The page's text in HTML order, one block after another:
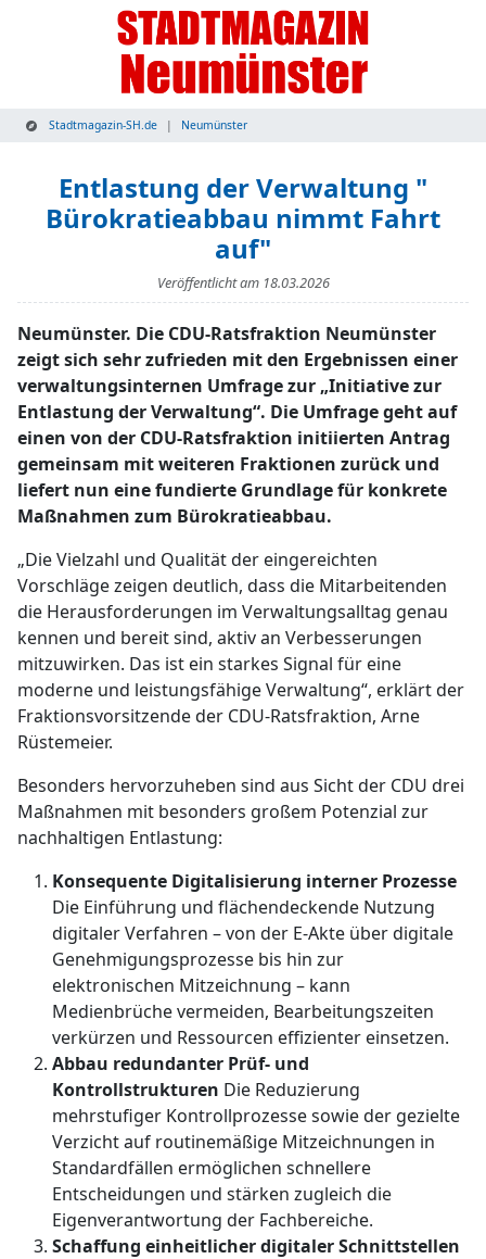
Stadtmagazin-SH.de Neumünster
Entlastung der Verwaltung "
Bürokratieabbau nimmt Fahrt
auf"
Veröffentlicht am 18.03.2026
Neumünster. Die CDU-Ratsfraktion Neumünster
zeigt sich sehr zufrieden mit den Ergebnissen einer
verwaltungsinternen Umfrage zur „Initiative zur
Entlastung der Verwaltung“. Die Umfrage geht auf
einen von der CDU-Ratsfraktion initiierten Antrag
gemeinsam mit weiteren Fraktionen zurück und
liefert nun eine fundierte Grundlage für konkrete
Maßnahmen zum Bürokratieabbau.
„Die Vielzahl und Qualität der eingereichten
Vorschläge zeigen deutlich, dass die Mitarbeitenden
die Herausforderungen im Verwaltungsalltag genau
kennen und bereit sind, aktiv an Verbesserungen
mitzuwirken. Das ist ein starkes Signal für eine
moderne und leistungsfähige Verwaltung“, erklärt der
Fraktionsvorsitzende der CDU-Ratsfraktion, Arne
Rüstemeier.
Besonders hervorzuheben sind aus Sicht der CDU drei
Maßnahmen mit besonders großem Potenzial zur
nachhaltigen Entlastung:
Konsequente Digitalisierung interner Prozesse
Die Einführung und flächendeckende Nutzung
digitaler Verfahren – von der E-Akte über digitale
Genehmigungsprozesse bis hin zur
elektronischen Mitzeichnung – kann
Medienbrüche vermeiden, Bearbeitungszeiten
verkürzen und Ressourcen effizienter einsetzen.
Abbau redundanter Prüf- und
Kontrollstrukturen Die Reduzierung
mehrstufiger Kontrollprozesse sowie der gezielte
Verzicht auf routinemäßige Mitzeichnungen in
Standardfällen ermöglichen schnellere
Entscheidungen und stärken zugleich die
Eigenverantwortung der Fachbereiche.
Schaffung einheitlicher digitaler Schnittstellen